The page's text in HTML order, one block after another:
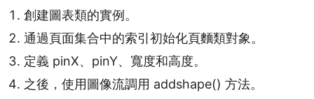
創建圖表類的實例。
通過頁面集合中的索引初始化頁麵類對象。
定義 pinX、pinY、寬度和高度。
之後，使用圖像流調用 addshape() 方法。